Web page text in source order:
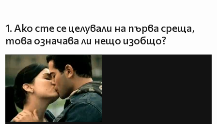
1. Ако сте се целували на първа среща,
това означава ли нещо изобщо?